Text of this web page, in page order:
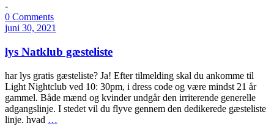
-
0 Comments
juni 30, 2021
lys Natklub gæsteliste
har lys gratis gæsteliste? Ja! Efter tilmelding skal du ankomme til
Light Nightclub ved 10: 30pm, i dress code og være mindst 21 år
gammel. Både mænd og kvinder undgår den irriterende generelle
adgangslinje. I stedet vil du flyve gennem den dedikerede gæsteliste
linje. hvad …